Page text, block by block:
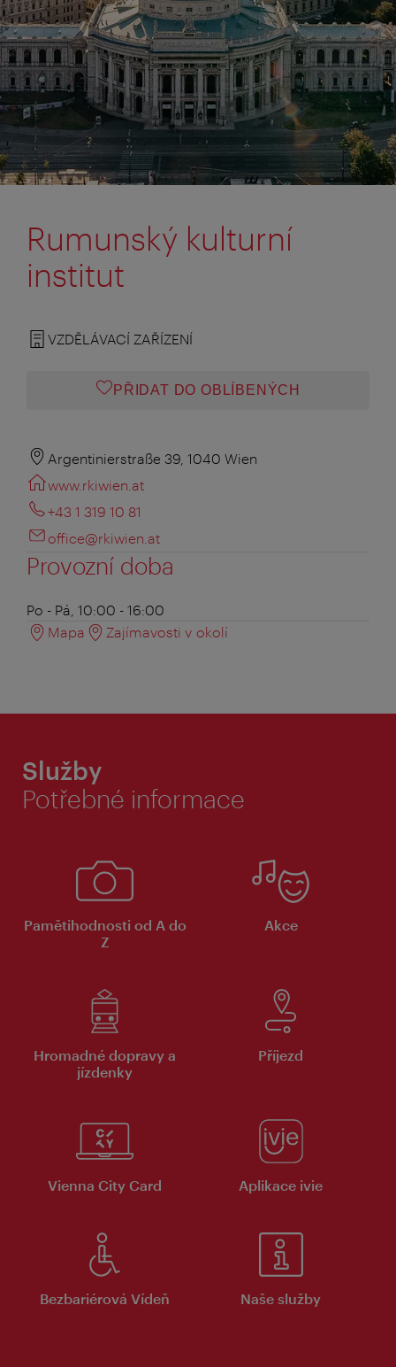
Rumunský kulturní
institut
VZDĚLÁVACÍ ZAŘÍZENÍ
PŘIDAT DO OBLÍBENÝCH
Argentinierstraße 39, 1040 Wien
www.rkiwien.at
+43 1 319 10 81
office@rkiwien.at
Provozní doba
Po - Pá, 10:00 - 16:00
Mapa
Zajímavosti v okolí
Služby
Potřebné informace
Pamětihodnosti od A do
Z
Akce
Hromadné dopravy a
jízdenky
Příjezd
Vienna City Card Aplikace ivie
Bezbariérová Vídeň Naše služby